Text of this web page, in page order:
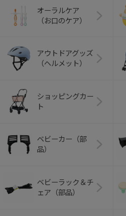
オーラルケア
（お口のケア）
アウトドアグッズ
（ヘルメット）
ショッピングカー
ト
ベビーカー（部
品）
ベビーラック＆チ
ェア（部品）